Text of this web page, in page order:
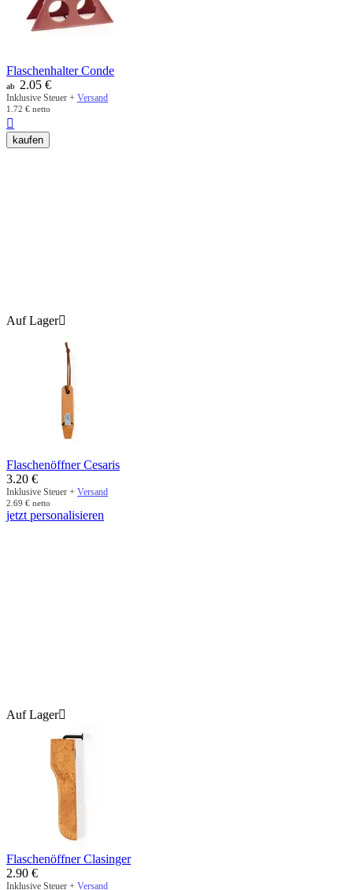
Flaschenhalter Conde
ab 2.05 €
Inklusive Steuer + Versand
1.72 € netto

kaufen
Auf Lager
Flaschenöffner Cesaris
3.20 €
Inklusive Steuer + Versand
2.69 € netto
jetzt personalisieren
Auf Lager
Flaschenöffner Clasinger
2.90 €
Inklusive Steuer + Versand